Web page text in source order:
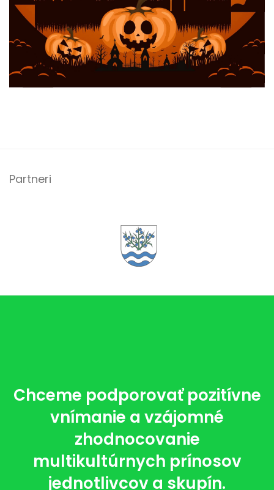
Partneri
Chceme podporovať pozitívne
vnímanie a vzájomné
zhodnocovanie
multikultúrnych prínosov
jednotlivcov a skupín.